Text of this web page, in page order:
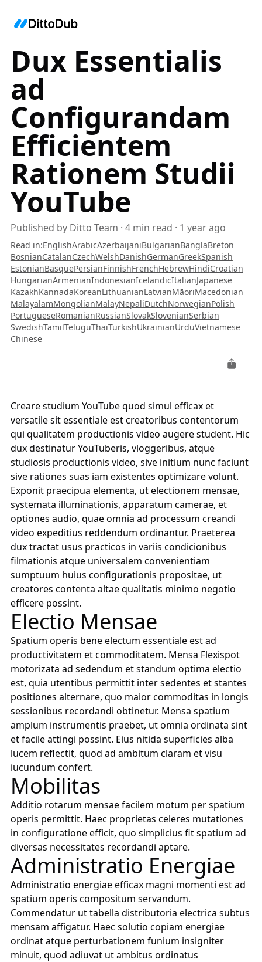
Dux Essentialis
ad
Configurandam
Efficientem
Rationem Studii
YouTube
Published by Ditto Team · 4 min read · 1 year ago
Read in:EnglishArabicAzerbaijaniBulgarianBanglaBreton
BosnianCatalanCzechWelshDanishGermanGreekSpanish
EstonianBasquePersianFinnishFrenchHebrewHindiCroatian
HungarianArmenianIndonesianIcelandicItalianJapanese
KazakhKannadaKoreanLithuanianLatvianMāoriMacedonian
MalayalamMongolianMalayNepaliDutchNorwegianPolish
PortugueseRomanianRussianSlovakSlovenianSerbian
SwedishTamilTeluguThaiTurkishUkrainianUrduVietnamese
Chinese
Creare studium YouTube quod simul efficax et
versatile sit essentiale est creatoribus contentorum
qui qualitatem productionis video augere student. Hic
dux destinatur YouTuberis, vloggeribus, atque
studiosis productionis video, sive initium nunc faciunt
sive rationes suas iam existentes optimizare volunt.
Exponit praecipua elementa, ut electionem mensae,
systemata illuminationis, apparatum camerae, et
optiones audio, quae omnia ad processum creandi
video expeditius reddendum ordinantur. Praeterea
dux tractat usus practicos in variis condicionibus
filmationis atque universalem convenientiam
sumptuum huius configurationis propositae, ut
creatores contenta altae qualitatis minimo negotio
efficere possint.
Electio Mensae
Spatium operis bene electum essentiale est ad
productivitatem et commoditatem. Mensa Flexispot
motorizata ad sedendum et standum optima electio
est, quia utentibus permittit inter sedentes et stantes
positiones alternare, quo maior commoditas in longis
sessionibus recordandi obtinetur. Mensa spatium
amplum instrumentis praebet, ut omnia ordinata sint
et facile attingi possint. Eius nitida superficies alba
lucem reflectit, quod ad ambitum claram et visu
iucundum confert.
Mobilitas
Additio rotarum mensae facilem motum per spatium
operis permittit. Haec proprietas celeres mutationes
in configuratione efficit, quo simplicius fit spatium ad
diversas necessitates recordandi aptare.
Administratio Energiae
Administratio energiae efficax magni momenti est ad
spatium operis compositum servandum.
Commendatur ut tabella distributoria electrica subtus
mensam affigatur. Haec solutio copiam energiae
ordinat atque perturbationem funium insigniter
minuit, quod adiuvat ut ambitus ordinatus